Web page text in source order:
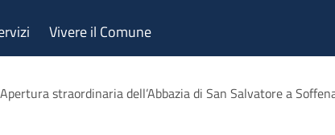
Vivere il Comune
Apertura straordinaria dell’Abbazia di San Salvatore a